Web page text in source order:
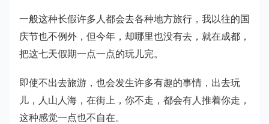
一般这种长假许多人都会去各种地方旅行，我以往的国
庆节也不例外，但今年，却哪里也没有去，就在成都，
把这七天假期一点一点的玩儿完。
即使不出去旅游，也会发生许多有趣的事情，出去玩
儿，人山人海，在街上，你不走，都会有人推着你走，
这种感觉一点也不自在。